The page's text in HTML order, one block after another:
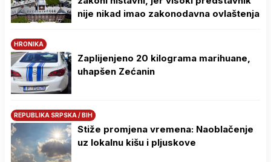
nije nikad imao zakonodavna ovlaštenja
HRONIKA
Zaplijenjeno 20 kilograma marihuane,
uhapšen Zećanin
REPUBLIKA SRPSKA / BIH
Stiže promjena vremena: Naoblačenje
uz lokalnu kišu i pljuskove